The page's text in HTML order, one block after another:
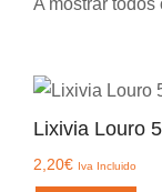
A mostrar
Lixivia Louro
2,20€ Iva Incluido